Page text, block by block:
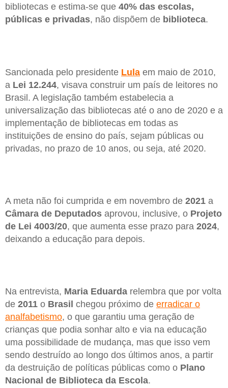
bibliotecas e estima-se que 40% das escolas,
públicas e privadas, não dispõem de biblioteca.
Sancionada pelo presidente Lula em maio de 2010,
a Lei 12.244, visava construir um país de leitores no
Brasil. A legislação também estabelecia a
universalização das bibliotecas até o ano de 2020 e a
implementação de bibliotecas em todas as
instituições de ensino do país, sejam públicas ou
privadas, no prazo de 10 anos, ou seja, até 2020.
A meta não foi cumprida e em novembro de 2021 a
Câmara de Deputados aprovou, inclusive, o Projeto
de Lei 4003/20, que aumenta esse prazo para 2024,
deixando a educação para depois.
Na entrevista, Maria Eduarda relembra que por volta
de 2011 o Brasil chegou próximo de erradicar o
analfabetismo, o que garantiu uma geração de
crianças que podia sonhar alto e via na educação
uma possibilidade de mudança, mas que isso vem
sendo destruído ao longo dos últimos anos, a partir
da destruição de políticas públicas como o Plano
Nacional de Biblioteca da Escola.